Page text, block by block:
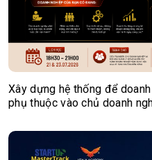
Xây dựng hệ thống để
phụ thuộc vào chủ doanh